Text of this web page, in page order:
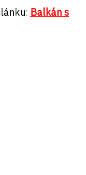
Balkán s